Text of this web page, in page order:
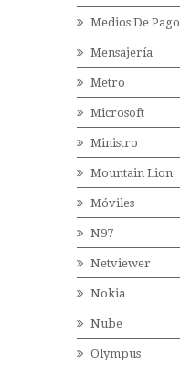
Medios De Pago
Mensajería
Metro
Microsoft
Ministro
Mountain Lion
Móviles
N97
Netviewer
Nokia
Nube
Olympus